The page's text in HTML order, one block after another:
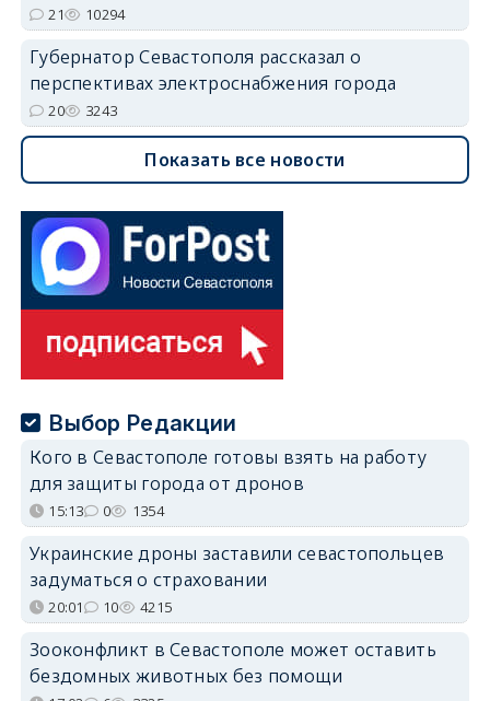
21 10294
Губернатор Севастополя рассказал о
перспективах электроснабжения города
20 3243
Показать все новости
Выбор Редакции
Кого в Севастополе готовы взять на работу
для защиты города от дронов
15:13 0 1354
Украинские дроны заставили севастопольцев
задуматься о страховании
20:01 10 4215
Зооконфликт в Севастополе может оставить
бездомных животных без помощи